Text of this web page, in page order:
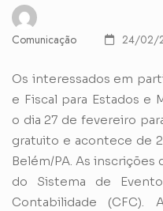
Comunicação 24/02/
Os interessados em
e Fiscal para Estados e
o dia 27 de fevereiro
gratuito e acontece de
Belém/PA. As inscrições
do Sistema de
Contabilidade (CFC).